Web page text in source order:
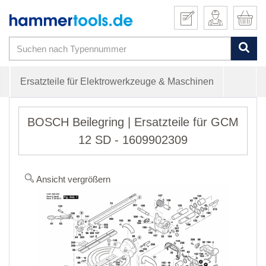
Ersatzteile für Elektrowerkzeuge & Maschinen
BOSCH Beilegring | Ersatzteile für GCM
12 SD - 1609902309
Ansicht vergrößern